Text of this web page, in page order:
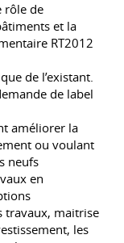
rôle de
et la
RT2012
de l’existant.
de label
améliorer la
ou voulant
neufs
en
travaux, maitrise
les